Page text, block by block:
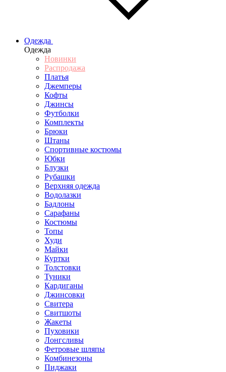
Одежда
Одежда
Новинки
Распродажа
Платья
Джемперы
Кофты
Джинсы
Футболки
Комплекты
Брюки
Штаны
Спортивные костюмы
Юбки
Блузки
Рубашки
Верхняя одежда
Водолазки
Бадлоны
Сарафаны
Костюмы
Топы
Худи
Майки
Куртки
Толстовки
Туники
Кардиганы
Джинсовки
Свитера
Свитшоты
Жакеты
Пуховики
Лонгсливы
Фетровые шляпы
Комбинезоны
Пиджаки